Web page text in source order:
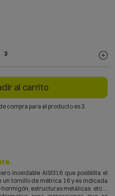
al carrito
compra para el producto es 3.
inoxidable AISI316 que posibilita el
un tornillo de métrica 16 y es indicada
estructuras metálicas. etc ...